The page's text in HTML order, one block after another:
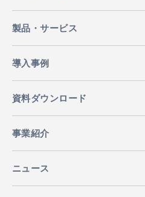
製品・サービス
導入事例
資料ダウンロード
事業紹介
ニュース